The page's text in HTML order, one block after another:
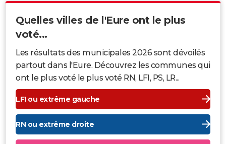
Quelles villes de l'Eure ont le plus
voté...
Les résultats des municipales 2026 sont dévoilés
partout dans l'Eure. Découvrez les communes qui
ont le plus voté le plus voté RN, LFI, PS, LR...
LFI ou extrême gauche
RN ou extrême droite